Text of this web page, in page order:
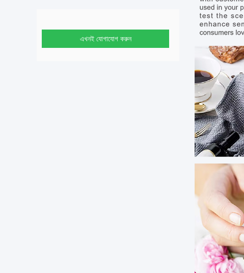
এখনই যোগাযোগ করুন